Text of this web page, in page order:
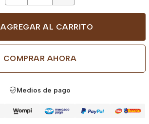
AGREGAR AL CARRITO
COMPRAR AHORA
Medios de pago